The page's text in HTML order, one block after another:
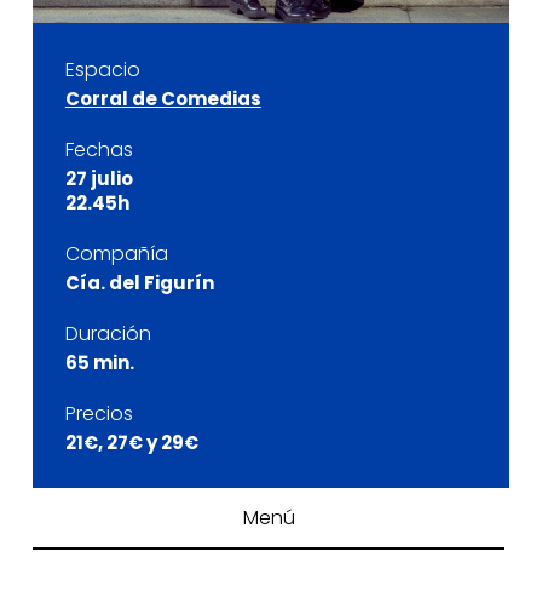
Espacio
Corral de Comedias
Fechas
27 julio
22.45h
Compañía
Cía. del Figurín
Duración
65 min.
Precios
21€, 27€ y 29€
Menú